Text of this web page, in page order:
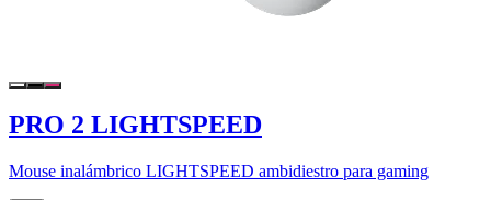
PRO 2 LIGHTSPEED
Mouse inalámbrico LIGHTSPEED ambidiestro para gaming